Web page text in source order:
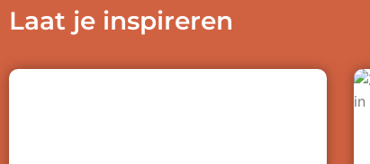
Laat je inspireren